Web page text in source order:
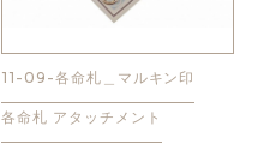
11-09-各命札＿マルキン印
各命札 アタッチメント